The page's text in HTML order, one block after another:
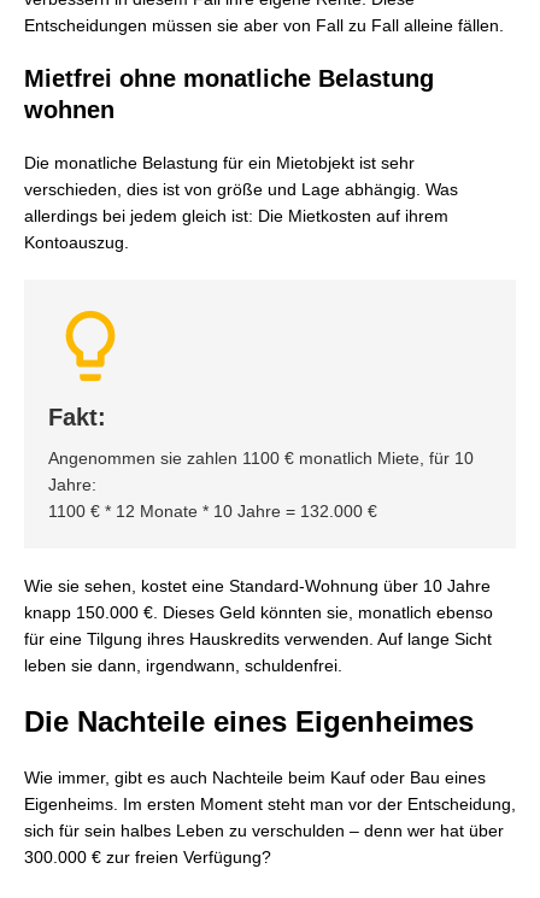
Entscheidungen müssen sie aber von Fall zu Fall alleine fällen.
Mietfrei ohne monatliche Belastung
wohnen
Die monatliche Belastung für ein Mietobjekt ist sehr
verschieden, dies ist von größe und Lage abhängig. Was
allerdings bei jedem gleich ist: Die Mietkosten auf ihrem
Kontoauszug.
Fakt:
Angenommen sie zahlen 1100 € monatlich Miete, für 10
Jahre:
1100 € * 12 Monate * 10 Jahre = 132.000 €
Wie sie sehen, kostet eine Standard-Wohnung über 10 Jahre
knapp 150.000 €. Dieses Geld könnten sie, monatlich ebenso
für eine Tilgung ihres Hauskredits verwenden. Auf lange Sicht
leben sie dann, irgendwann, schuldenfrei.
Die Nachteile eines Eigenheimes
Wie immer, gibt es auch Nachteile beim Kauf oder Bau eines
Eigenheims. Im ersten Moment steht man vor der Entscheidung,
sich für sein halbes Leben zu verschulden – denn wer hat über
300.000 € zur freien Verfügung?